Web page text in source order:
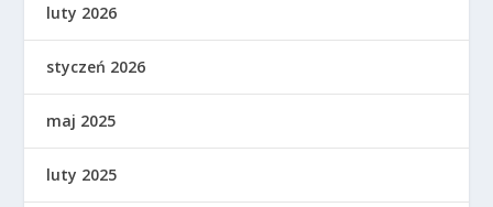
luty 2026
styczeń 2026
maj 2025
luty 2025